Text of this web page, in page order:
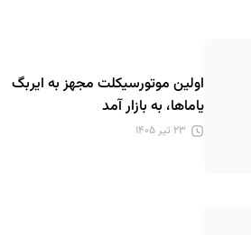
اولین موتورسیکلت مجهز به ایربگ
یاماها، به بازار آمد
۲۳ تیر ۱۴۰۵